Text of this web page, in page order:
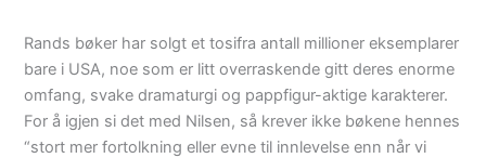
Rands bøker har solgt et tosifra antall millioner eksemplarer
bare i USA, noe som er litt overraskende gitt deres enorme
omfang, svake dramaturgi og pappfigur-aktige karakterer.
For å igjen si det med Nilsen, så krever ikke bøkene hennes
“stort mer fortolkning eller evne til innlevelse enn når vi